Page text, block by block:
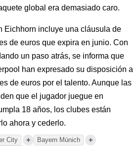
global era demasiado caro.
Eichhorn incluye una cláusula de
de euros que expira en junio. Con
un paso atrás, se informa que
han expresado su disposición a
de euros por el talento. Aunque las
que el jugador juegue en
18 años, los clubes están
ahora y cederlo.
City + Bayern Múnich +